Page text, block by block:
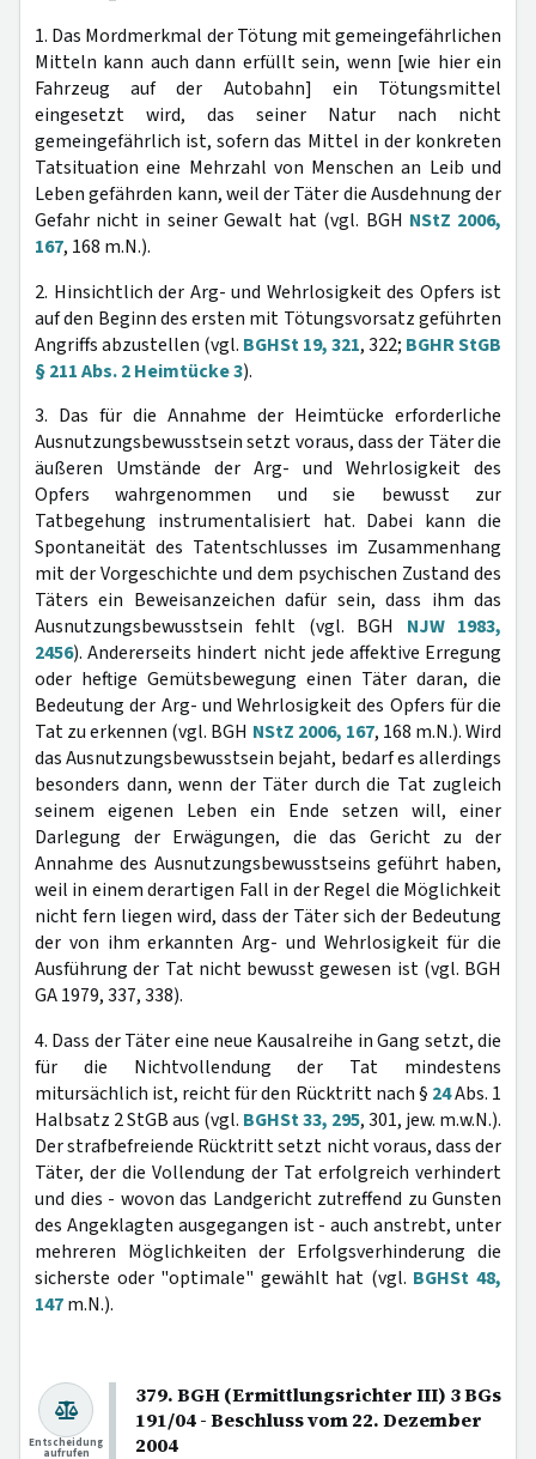
1. Das Mordmerkmal der Tötung mit gemeingefährlichen
Mitteln kann auch dann erfüllt sein, wenn [wie hier ein
Fahrzeug auf der Autobahn] ein Tötungsmittel
eingesetzt wird, das seiner Natur nach nicht
gemeingefährlich ist, sofern das Mittel in der konkreten
Tatsituation eine Mehrzahl von Menschen an Leib und
Leben gefährden kann, weil der Täter die Ausdehnung der
Gefahr nicht in seiner Gewalt hat (vgl. BGH NStZ 2006,
167, 168 m.N.).
2. Hinsichtlich der Arg- und Wehrlosigkeit des Opfers ist
auf den Beginn des ersten mit Tötungsvorsatz geführten
Angriffs abzustellen (vgl. BGHSt 19, 321, 322; BGHR StGB
§ 211 Abs. 2 Heimtücke 3).
3. Das für die Annahme der Heimtücke erforderliche
Ausnutzungsbewusstsein setzt voraus, dass der Täter die
äußeren Umstände der Arg- und Wehrlosigkeit des
Opfers wahrgenommen und sie bewusst zur
Tatbegehung instrumentalisiert hat. Dabei kann die
Spontaneität des Tatentschlusses im Zusammenhang
mit der Vorgeschichte und dem psychischen Zustand des
Täters ein Beweisanzeichen dafür sein, dass ihm das
Ausnutzungsbewusstsein fehlt (vgl. BGH NJW 1983,
2456). Andererseits hindert nicht jede affektive Erregung
oder heftige Gemütsbewegung einen Täter daran, die
Bedeutung der Arg- und Wehrlosigkeit des Opfers für die
Tat zu erkennen (vgl. BGH NStZ 2006, 167, 168 m.N.). Wird
das Ausnutzungsbewusstsein bejaht, bedarf es allerdings
besonders dann, wenn der Täter durch die Tat zugleich
seinem eigenen Leben ein Ende setzen will, einer
Darlegung der Erwägungen, die das Gericht zu der
Annahme des Ausnutzungsbewusstseins geführt haben,
weil in einem derartigen Fall in der Regel die Möglichkeit
nicht fern liegen wird, dass der Täter sich der Bedeutung
der von ihm erkannten Arg- und Wehrlosigkeit für die
Ausführung der Tat nicht bewusst gewesen ist (vgl. BGH
GA 1979, 337, 338).
4. Dass der Täter eine neue Kausalreihe in Gang setzt, die
für die Nichtvollendung der Tat mindestens
mitursächlich ist, reicht für den Rücktritt nach § 24Abs. 1
Halbsatz 2 StGB aus (vgl. BGHSt 33, 295, 301, jew. m.w.N.).
Der strafbefreiende Rücktritt setzt nicht voraus, dass der
Täter, der die Vollendung der Tat erfolgreich verhindert
und dies - wovon das Landgericht zutreffend zu Gunsten
des Angeklagten ausgegangen ist - auch anstrebt, unter
mehreren Möglichkeiten der Erfolgsverhinderung die
sicherste oder "optimale" gewählt hat (vgl. BGHSt 48,
147m.N.).
379. BGH (Ermittlungsrichter III) 3 BGs
191/04 - Beschluss vom 22. Dezember
2004
Entscheidung
aufrufen